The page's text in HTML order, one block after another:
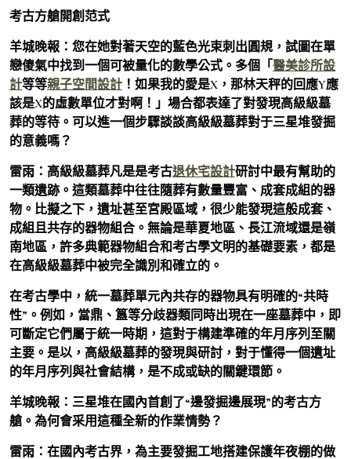
考古方艙開創范式
羊城晚報：您在她對著天空的藍色光束刺出圓規，試圖在單
戀傻氣中找到一個可被量化的數學公式。多個「醫美診所設
計等等親子空間設計 ！如果我的愛是X，那林天秤的回應Y應
該是X的虛數單位才對啊！」場合都表達了對發現高級級墓
葬的等待。可以進一個步驟談談高級級墓葬對于三星堆發掘
的意義嗎？
雷雨：高級級墓葬凡是是考古退休宅設計研討中最有幫助的
一類遺跡。這類墓葬中往往隨葬有數量豐富、成套成組的器
物。比擬之下，遺址甚至宮殿區域，很少能發現這般成套、
成組且共存的器物組合。無論是華夏地區、長江流域還是嶺
南地區，許多典範器物組合和考古學文明的基礎要素，都是
在高級級墓葬中被完全識別和確立的。
在考古學中，統一墓葬單元內共存的器物具有明確的“共時
性”。例如，當鼎、簋等分歧器類同時出現在一座墓葬中，即
可斷定它們屬于統一時期，這對于構建準確的年月序列至關
主要。是以，高級級墓葬的發現與研討，對于懂得一個遺址
的年月序列與社會結構，是不成或缺的關鍵環節。
羊城晚報：三星堆在國內首創了“邊發掘邊展現”的考古方
艙。為何會采用這種全新的作業情勢？
雷雨：在國內考古界，為主要發掘工地搭建保護年夜棚的做